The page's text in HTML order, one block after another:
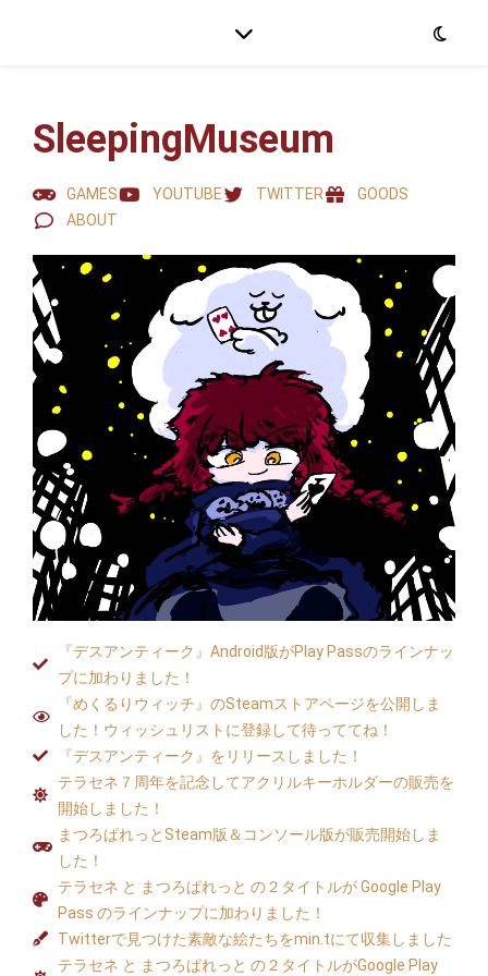
SleepingMuseum
GAMES YOUTUBE TWITTER
GOODS
ABOUT
『デスアンティーク』Android版がPlay Passのラインナッ
プに加わりました！
『めくるりウィッチ』のSteamストアページを公開しま
した！ウィッシュリストに登録して待っててね！
『デスアンティーク』をリリースしました！
テラセネ７周年を記念してアクリルキーホルダーの販売を
開始しました！
まつろぱれっとSteam版＆コンソール版が販売開始しま
した！
テラセネ と まつろぱれっと の２タイトルが Google Play
Pass のラインナップに加わりました！
Twitterで見つけた素敵な絵たちをmin.tにて収集しました
テラセネ と まつろぱれっと の２タイトルがGoogle Play